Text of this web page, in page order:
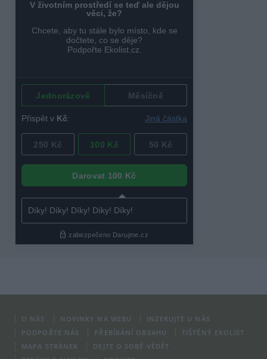
O NÁS NOVINKY NA WEBU
INZERUJTE U NÁS
PODPOŘTE NÁS
PŘEBÍRÁNÍ OBSAHU
TIŠTĚNÝ EKOLIST
MAPA STRÁNEK
DEJTE O SOBĚ VĚDĚT